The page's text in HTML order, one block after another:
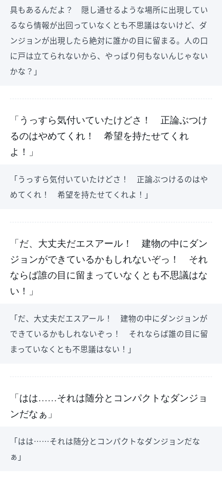
具もあるんだよ？ 隠し通せるような場所に出現してい
るなら情報が出回っていなくとも不思議はないけど、ダ
ンジョンが出現したら絶対に誰かの目に留まる。人の口
に戸は立てられないから、やっぱり何もないんじゃない
かな？」
「うっすら気付いていたけどさ！ 正論ぶつけ
るのはやめてくれ！ 希望を持たせてくれ
よ！」
「うっすら気付いていたけどさ！ 正論ぶつけるのはや
めてくれ！ 希望を持たせてくれよ！」
「だ、大丈夫だエスアール！ 建物の中にダン
ジョンができているかもしれないぞっ！ それ
ならば誰の目に留まっていなくとも不思議はな
い！」
「だ、大丈夫だエスアール！ 建物の中にダンジョンが
できているかもしれないぞっ！ それならば誰の目に留
まっていなくとも不思議はない！」
「はは……それは随分とコンパクトなダンジョ
ンだなぁ」
「はは……それは随分とコンパクトなダンジョンだな
ぁ」